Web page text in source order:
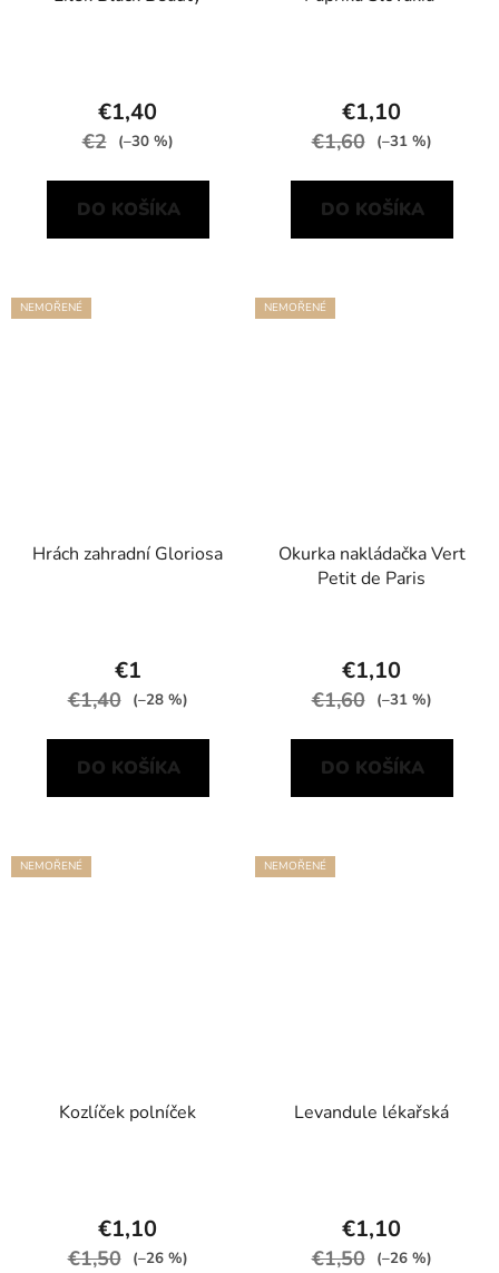
€1,40
€2 (–30 %)
DO KOŠÍKA
€1,10
€1,60 (–31 %)
DO KOŠÍKA
NEMOŘENÉ
Hrách zahradní Gloriosa
€1
€1,40 (–28 %)
DO KOŠÍKA
NEMOŘENÉ
Okurka nakládačka Vert
Petit de Paris
€1,10
€1,60 (–31 %)
DO KOŠÍKA
NEMOŘENÉ
Kozlíček polníček
€1,10
€1,50 (–26 %)
NEMOŘENÉ
Levandule lékařská
€1,10
€1,50 (–26 %)